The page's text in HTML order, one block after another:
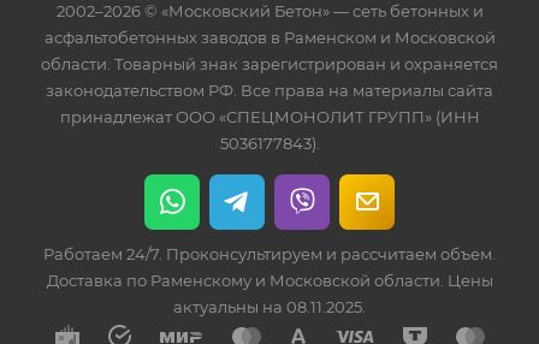
2002–2026 © «Московский Бетон» — сеть бетонных и
асфальтобетонных заводов в Раменском и Московской
области. Товарный знак зарегистрирован и охраняется
законодательством РФ. Все права на материалы сайта
принадлежат ООО «СПЕЦМОНОЛИТ ГРУПП» (ИНН
5036177843).
Работаем 24/7. Проконсультируем и рассчитаем объем.
Доставка по Раменскому и Московской области. Цены
актуальны на 08.11.2025.